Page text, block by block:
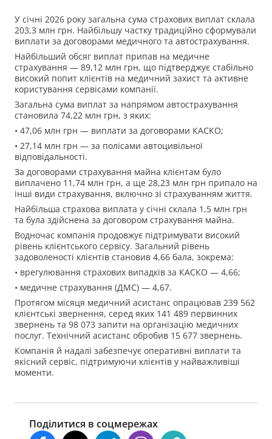
У січні 2026 року загальна сума страхових виплат склала
203,3 млн грн. Найбільшу частку традиційно сформували
виплати за договорами медичного та автострахування.
Найбільший обсяг виплат припав на медичне
страхування — 89,12 млн грн, що підтверджує стабільно
високий попит клієнтів на медичний захист та активне
користування сервісами компанії.
Загальна сума виплат за напрямом автострахування
становила 74,22 млн грн, з яких:
• 47,06 млн грн — виплати за договорами КАСКО;
• 27,14 млн грн — за полісами автоцивільної
відповідальності.
За договорами страхування майна клієнтам було
виплачено 11,74 млн грн, а ще 28,23 млн грн припало на
інші види страхування, включно зі страхуванням життя.
Найбільша страхова виплата у січні склала 1,5 млн грн
та була здійснена за договором страхування майна.
Водночас компанія продовжує підтримувати високий
рівень клієнтського сервісу. Загальний рівень
задоволеності клієнтів становив 4,66 бала, зокрема:
• врегулювання страхових випадків за КАСКО — 4,66;
• медичне страхування (ДМС) — 4,67.
Протягом місяця медичний асистанс опрацював 239 562
клієнтські звернення, серед яких 141 489 первинних
звернень та 98 073 запити на організацію медичних
послуг. Технічний асистанс обробив 15 677 звернень.
Компанія й надалі забезпечує оперативні виплати та
якісний сервіс, підтримуючи клієнтів у найважливіші
моменти.
Поділитися в соцмережах